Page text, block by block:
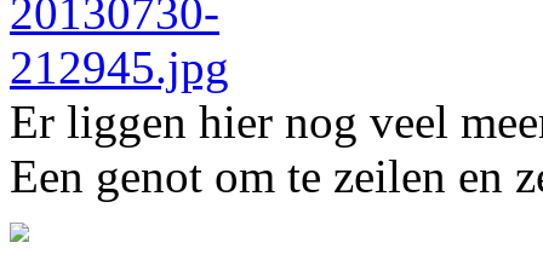
Er liggen hier nog veel
Een genot om te zeilen en